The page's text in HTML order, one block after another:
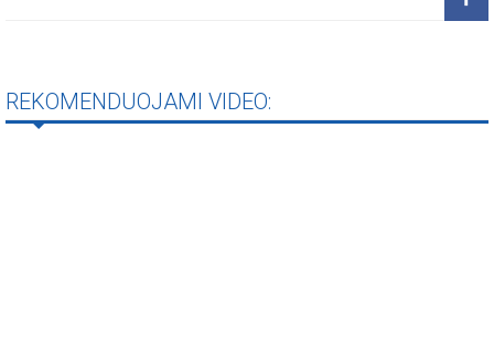
REKOMENDUOJAMI VIDEO: